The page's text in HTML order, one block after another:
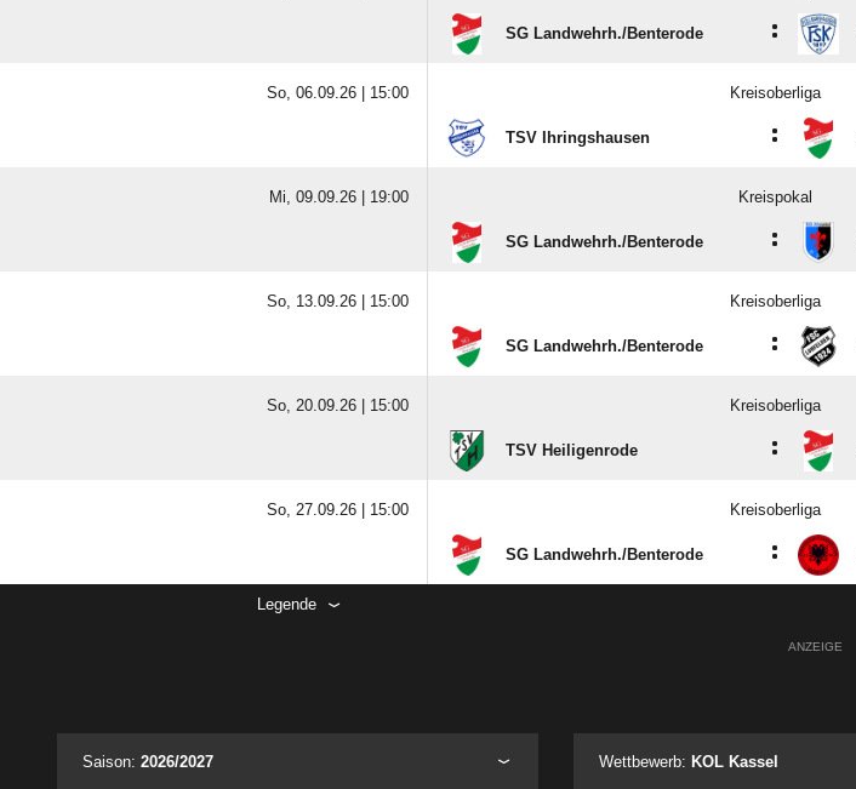
SG Landwehrh./​Benterode :
So, 06.09.26 | 15:00 Kreisoberliga
TSV Ihringshausen :
Mi, 09.09.26 | 19:00 Kreispokal
SG Landwehrh./​Benterode :
So, 13.09.26 | 15:00 Kreisoberliga
SG Landwehrh./​Benterode :
So, 20.09.26 | 15:00 Kreisoberliga
TSV Heiligenrode :
So, 27.09.26 | 15:00 Kreisoberliga
SG Landwehrh./​Benterode :
Legende
ANZEIGE
Saison: 2026/2027 Wettbewerb: KOL Kassel